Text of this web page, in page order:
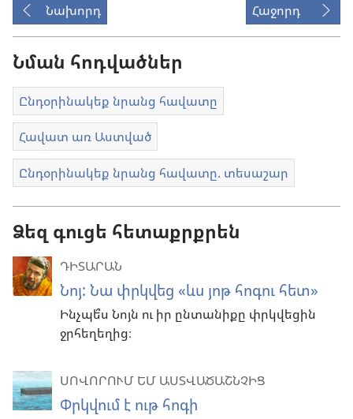
Նախորդ Հաջորդ
Նման հոդվածներ
Ընդօրինակեք նրանց հավատը
Հավատ առ Աստված
Ընդօրինակեք նրանց հավատը. տեսաշար
Ձեզ գուցե հետաքրքրեն
ԴԻՏԱՐԱՆ
Նոյ: Նա փրկվեց «ևս յոթ հոգու հետ»
Ինչպե՞ս Նոյն ու իր ընտանիքը փրկվեցին
ջրհեղեղից։
ՍՈՎՈՐՈՒՄ ԵՄ ԱՍՏՎԱԾԱՇՆՉԻՑ
Փրկվում է ութ հոգի